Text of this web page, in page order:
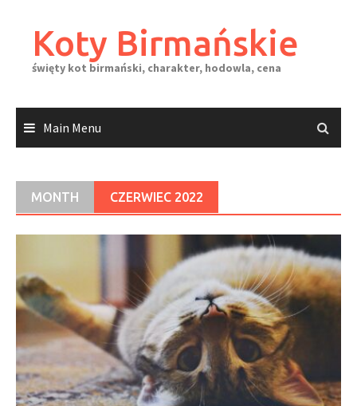
contentKoty Birmańskie
święty kot birmański, charakter, hodowla, cena
Main Menu
MONTH CZERWIEC 2022